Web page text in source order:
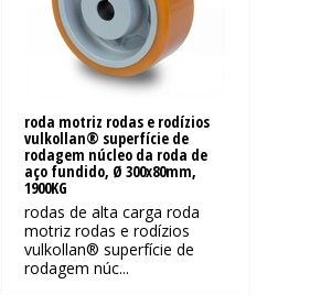
roda motriz rodas e rodízios
vulkollan® superfície de
rodagem núcleo da roda de
aço fundido, Ø 300x80mm,
1900KG
rodas de alta carga roda
motriz rodas e rodízios
vulkollan® superfície de
rodagem núc...